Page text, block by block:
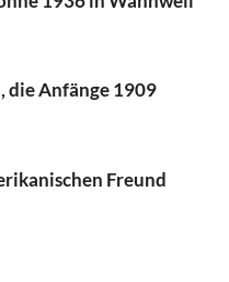
die Anfänge 1909
Freund